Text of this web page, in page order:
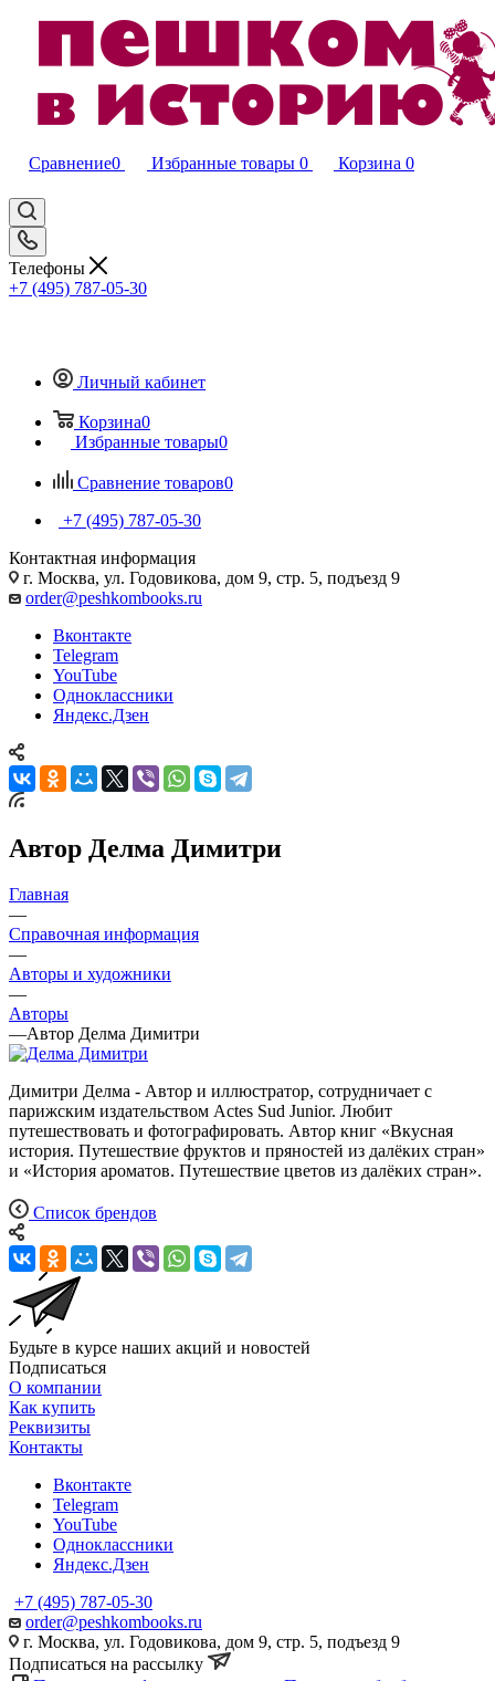
Сравнение0 Избранные товары 0 Корзина 0
Телефоны
+7 (495) 787-05-30
Личный кабинет
Корзина0
Избранные товары0
Сравнение товаров0
+7 (495) 787-05-30
Контактная информация
г. Москва, ул. Годовикова, дом 9, стр. 5, подъезд 9
order@peshkombooks.ru
Вконтакте
Telegram
YouTube
Одноклассники
Яндекс.Дзен
Автор Делма Димитри
Главная
—
Справочная информация
—
Авторы и художники
—
Авторы
—Автор Делма Димитри
Димитри Делма - Автор и иллюстратор, сотрудничает с
парижским издательством Actes Sud Junior. Любит
путешествовать и фотографировать. Автор книг «Вкусная
история. Путешествие фруктов и пряностей из далёких стран»
и «История ароматов. Путешествие цветов из далёких стран».
Список брендов
Будьте в курсе наших акций и новостей
Подписаться
О компании
Как купить
Реквизиты
Контакты
Вконтакте
Telegram
YouTube
Одноклассники
Яндекс.Дзен
+7 (495) 787-05-30
order@peshkombooks.ru
г. Москва, ул. Годовикова, дом 9, стр. 5, подъезд 9
Подписаться на рассылку